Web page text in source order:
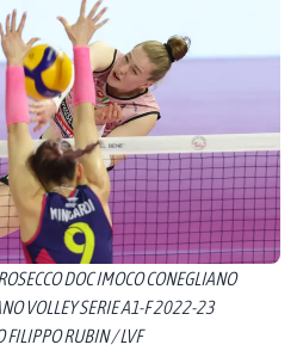
DOC IMOCO CONEGLIANO
VOLLEY SERIE A1-F 2022-23
RUBIN / LVF